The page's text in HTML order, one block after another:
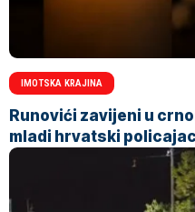
IMOTSKA KRAJINA
Runovići zavijeni u
mladi hrvatski policajac